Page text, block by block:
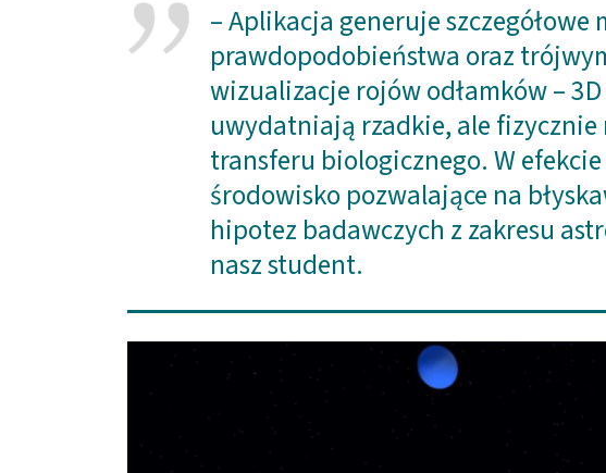
– Aplikacja generuje szczegółowe
prawdopodobieństwa oraz
wizualizacje rojów odłamków –
uwydatniają rzadkie, ale fizycznie
transferu biologicznego. W
środowisko pozwalające na
hipotez badawczych z zakresu
nasz student.